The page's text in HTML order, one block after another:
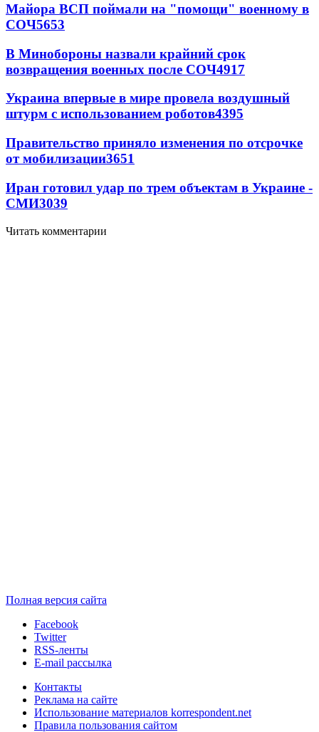
Майора ВСП поймали на "помощи" военному в
СОЧ5653
В Минобороны назвали крайний срок
возвращения военных после СОЧ4917
Украина впервые в мире провела воздушный
штурм с использованием роботов4395
Правительство приняло изменения по отсрочке
от мобилизации3651
Иран готовил удар по трем объектам в Украине -
СМИ3039
Читать комментарии
Полная версия сайта
Facebook
Twitter
RSS-ленты
E-mail рассылка
Контакты
Реклама на сайте
Использование материалов korrespondent.net
Правила пользования сайтом